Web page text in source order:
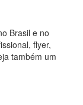
Brasil e no
flyer,
também um